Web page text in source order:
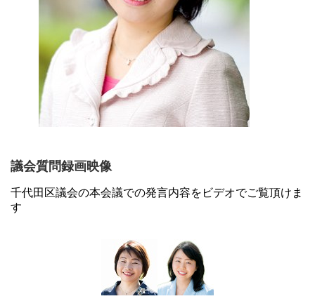
議会質問録画映像
千代田区議会の本会議での発言内容をビデオでご覧頂けま
す